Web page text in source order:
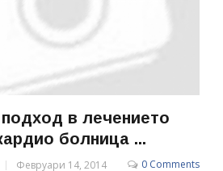
в лечението
болница ...
Февруари 14, 2014 0 Comments